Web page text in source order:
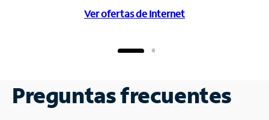
Ver ofertas de Internet
Preguntas frecuentes